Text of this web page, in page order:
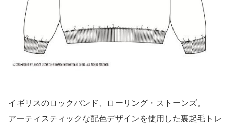
イギリスのロックバンド、ローリング・ストーンズ。
アーティスティックな配色デザインを使用した裏起毛トレ